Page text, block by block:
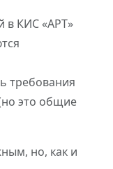
в КИС «АРТ»
требования
это общие
но, как и